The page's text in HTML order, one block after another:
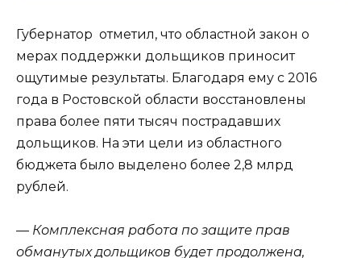
Губернатор отметил, что областной закон о
мерах поддержки дольщиков приносит
ощутимые результаты. Благодаря ему с 2016
года в Ростовской области восстановлены
права более пяти тысяч пострадавших
дольщиков. На эти цели из областного
бюджета было выделено более 2,8 млрд
рублей.
— Комплексная работа по защите прав
обманутых дольщиков будет продолжена,